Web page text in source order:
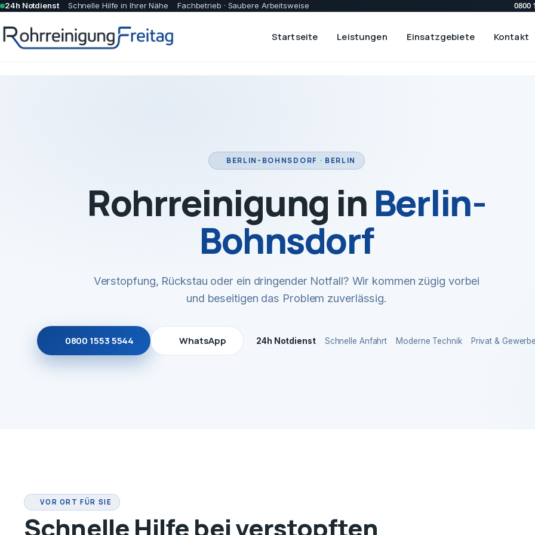
24h Notdienst Schnelle Hilfe in Ihrer Nähe Fachbetrieb · Saubere Arbeitsweise 0800
Startseite Leistungen Einsatzgebiete Kontakt
BERLIN-BOHNSDORF · BERLIN
Rohrreinigung inBerlin-
Bohnsdorf
Verstopfung, Rückstau oder ein dringender Notfall? Wir kommen zügig vorbei
und beseitigen das Problem zuverlässig.
0800 1553 5544 WhatsApp 24h Notdienst Schnelle Anfahrt Moderne Technik Privat &
VOR ORT FÜR SIE
Schnelle Hilfe bei verstopften